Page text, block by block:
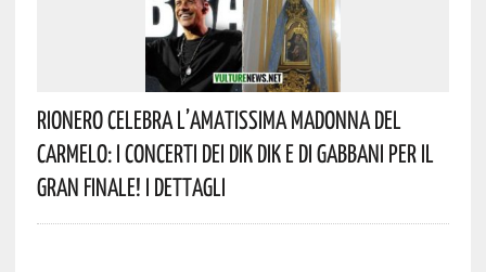
Rionero Celebra L’amatissima Madonna Del
Carmelo: I Concerti Dei DIK DIK E Di Gabbani Per Il
Gran Finale! I Dettagli